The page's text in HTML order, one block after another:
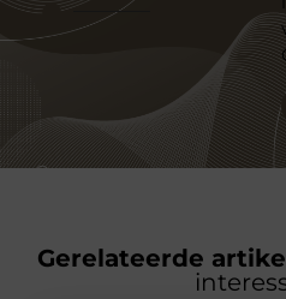
Gerelateerde